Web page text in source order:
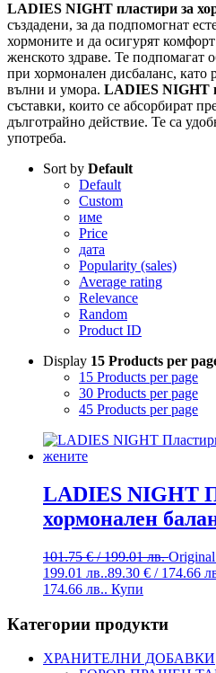
LADIES NIGHT пластири за
създадени, за да подпомогнат
хормоните и да осигурят
женското здраве. Те подпомагат
при хормонален дисбаланс, като
вълни и умора. LADIES NIGHT
съставки, които се абсорбират
дълготрайно действие. Те са
употреба.
Sort by Default
Default
Custom
име
Price
дата
Popularity (sales)
Average rating
Relevance
Random
Product ID
Display 15 Products per
15 Products per page
30 Products per page
45 Products per page
LADIES NIGHT
хормонален
101.75€/ 199.01 лв.
199.01 лв..89.30 € / 174.66
174.66 лв.. Купи
Категории продукти
ХРАНИТЕЛНИ ДОБАВКИ